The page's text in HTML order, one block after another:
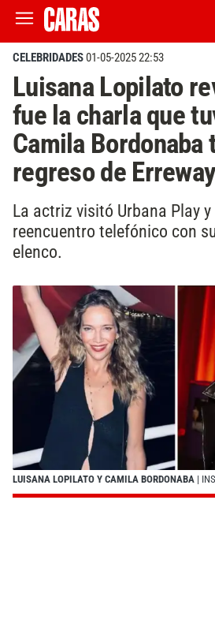
CELEBRIDADES01-05-2025 22:53
Luisana Lopilato
fue la charla que
Camila Bordonaba
regreso de
La actriz visitó Urbana Play
reencuentro telefónico con
elenco.
LUISANA LOPILATO Y CAMILA BORDONABA |